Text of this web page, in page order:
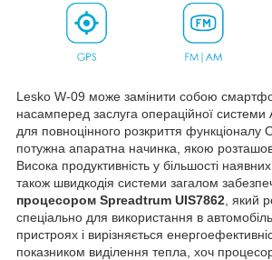
Lesko W-09 може замінити собою
насамперед заслуга операційної
для повноцінного розкриття функціоналу
потужна апаратна начинка, якою
Висока продуктивність у більшості наявних
також швидкодія системи загалом
процесором Spreadtrum UIS7862 , який
спеціально для використання в
пристроях і вирізняється
показником виділення тепла, хоч